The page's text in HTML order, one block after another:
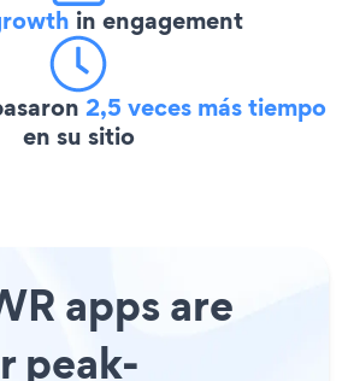
in engagement
2,5 veces más tiempo
en su sitio
apps are
peak-